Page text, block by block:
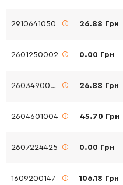
2910641050 26.88 Грн
2601250002 0.00 Грн
2603490022 26.88 Грн
2604601004 45.70 Грн
2607224425 0.00 Грн
1609200147 106.18 Грн